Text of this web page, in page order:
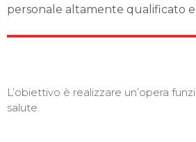
personale altamente qualificato
L’obiettivo è realizzare un’opera
salute.